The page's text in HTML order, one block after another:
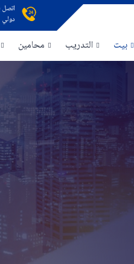
اتصل
دولي
بيت التدريب محامين